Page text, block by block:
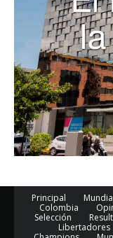
Principal
Colombia
Selección
Libertadores